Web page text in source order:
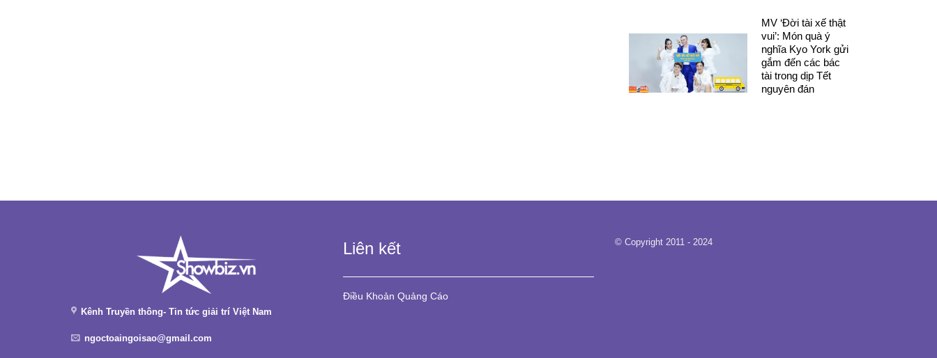
MV ‘Đời tài xế thật
vui’: Món quà ý
nghĩa Kyo York gửi
gắm đến các bác
tài trong dịp Tết
nguyên đán
Kênh Truyền thông- Tin tức giải trí Việt Nam
ngoctoaingoisao@gmail.com
Liên kết
Điều Khoản Quảng Cáo
© Copyright 2011 - 2024